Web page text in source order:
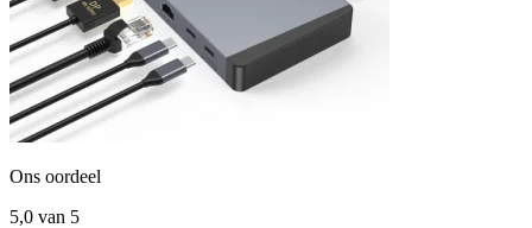
Ons oordeel
5,0 van 5